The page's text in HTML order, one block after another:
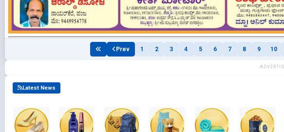
Prev 1 2 3 4 5 6 7 8 9 10
Latest News